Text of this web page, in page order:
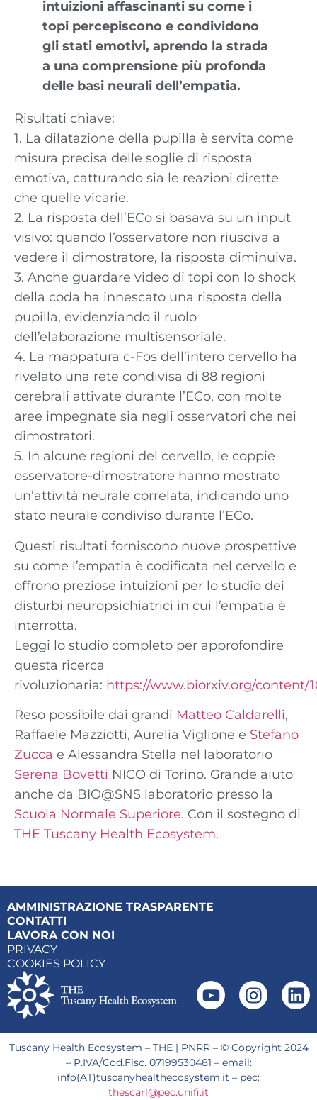
intuizioni affascinanti su come i
topi percepiscono e condividono
gli stati emotivi, aprendo la strada
a una comprensione più profonda
delle basi neurali dell’empatia.
Risultati chiave:
1. La dilatazione della pupilla è servita come
misura precisa delle soglie di risposta
emotiva, catturando sia le reazioni dirette
che quelle vicarie.
2. La risposta dell’ECo si basava su un input
visivo: quando l’osservatore non riusciva a
vedere il dimostratore, la risposta diminuiva.
3. Anche guardare video di topi con lo shock
della coda ha innescato una risposta della
pupilla, evidenziando il ruolo
dell’elaborazione multisensoriale.
4. La mappatura c-Fos dell’intero cervello ha
rivelato una rete condivisa di 88 regioni
cerebrali attivate durante l’ECo, con molte
aree impegnate sia negli osservatori che nei
dimostratori.
5. In alcune regioni del cervello, le coppie
osservatore-dimostratore hanno mostrato
un’attività neurale correlata, indicando uno
stato neurale condiviso durante l’ECo.
Questi risultati forniscono nuove prospettive
su come l’empatia è codificata nel cervello e
offrono preziose intuizioni per lo studio dei
disturbi neuropsichiatrici in cui l’empatia è
interrotta.
Leggi lo studio completo per approfondire
questa ricerca
rivoluzionaria: https://www.biorxiv.org/content/
Reso possibile dai grandi Matteo Caldarelli,
Raffaele Mazziotti, Aurelia Viglione e Stefano
Zucca e Alessandra Stella nel laboratorio
Serena Bovetti NICO di Torino. Grande aiuto
anche da BIO@SNS laboratorio presso la
Scuola Normale Superiore. Con il sostegno di
THE Tuscany Health Ecosystem.
AMMINISTRAZIONE TRASPARENTE
CONTATTI
LAVORA CON NOI
PRIVACY
COOKIES POLICY
Tuscany Health Ecosystem – THE | PNRR – © Copyright 2024
– P.IVA/Cod.Fisc. 07199530481 – email:
info(AT)tuscanyhealthecosystem.it – pec:
thescarl@pec.unifi.it